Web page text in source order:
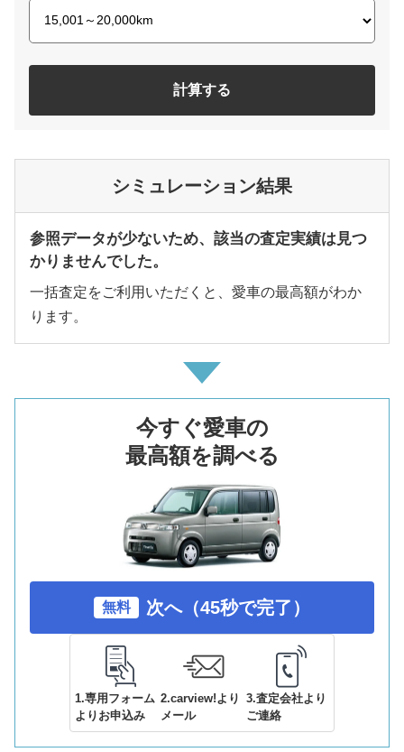
計算する
シミュレーション結果
参照データが少ないため、該当の査定実績は見つ
かりませんでした。
一括査定をご利用いただくと、愛車の最高額がわか
ります。
今すぐ愛車の
最高額を調べる
無料 次へ（45秒で完了）
1.専用フォーム
よりお申込み
2.carview!より
メール
3.査定会社より
ご連絡